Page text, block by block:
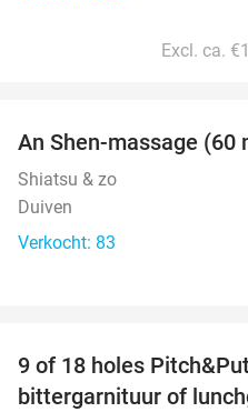
Excl. ca.
An Shen-massage (60
Shiatsu & zo
Duiven
Verkocht: 83
9 of 18 holes
bittergarnituur of